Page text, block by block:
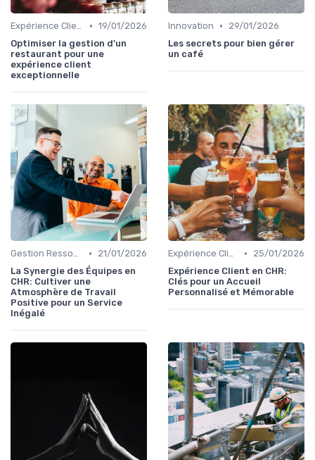
Expérience Client • 19/01/2026
Optimiser la gestion d'un
restaurant pour une
expérience client
exceptionnelle
Innovation •
29/01/2026
Les secrets pour bien gérer
un café
Gestion Ressources •
21/01/2026
La Synergie des Équipes en
CHR: Cultiver une
Atmosphère de Travail
Positive pour un Service
Inégalé
Expérience Client •
25/01/2026
Expérience Client en CHR:
Clés pour un Accueil
Personnalisé et Mémorable